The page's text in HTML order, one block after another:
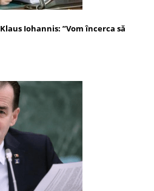
Iohannis: ”Vom încerca să